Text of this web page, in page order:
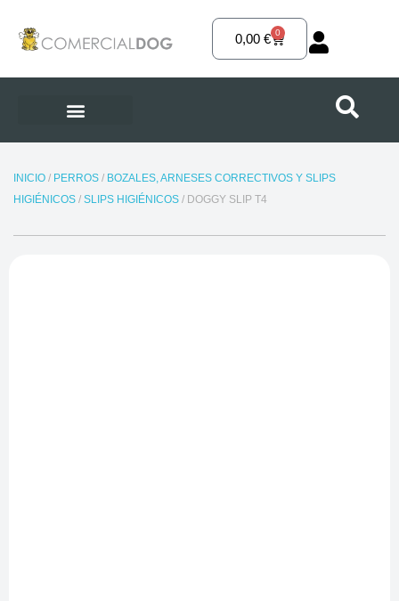
contenido
0,00€ 0
Carrito
INICIO/ PERROS/ BOZALES, ARNESES CORRECTIVOS Y SLIPS
HIGIÉNICOS/ SLIPS HIGIÉNICOS/ DOGGY SLIP T4